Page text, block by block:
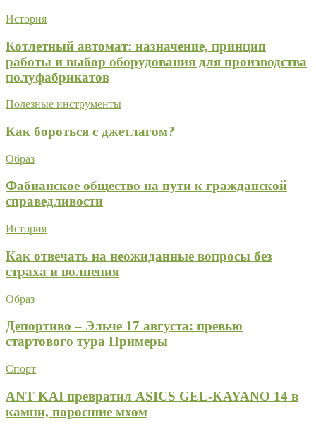
История
Котлетный автомат: назначение, принцип
работы и выбор оборудования для производства
полуфабрикатов
Полезные инструменты
Как бороться с джетлагом?
Образ
Фабианское общество на пути к гражданской
справедливости
История
Как отвечать на неожиданные вопросы без
страха и волнения
Образ
Депортиво – Эльче 17 августа: превью
стартового тура Примеры
Спорт
ANT KAI превратил ASICS GEL-KAYANO 14 в
камни, поросшие мхом